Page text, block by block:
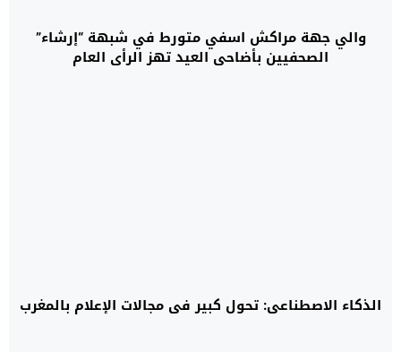
والي جهة مراكش اسفي متورط في شبهة “إرشاء”
الصحفيين بأضاحي العيد تهز الرأي العام
الذكاء الاصطناعي: تحول كبير في مجالات الإعلام بالمغرب